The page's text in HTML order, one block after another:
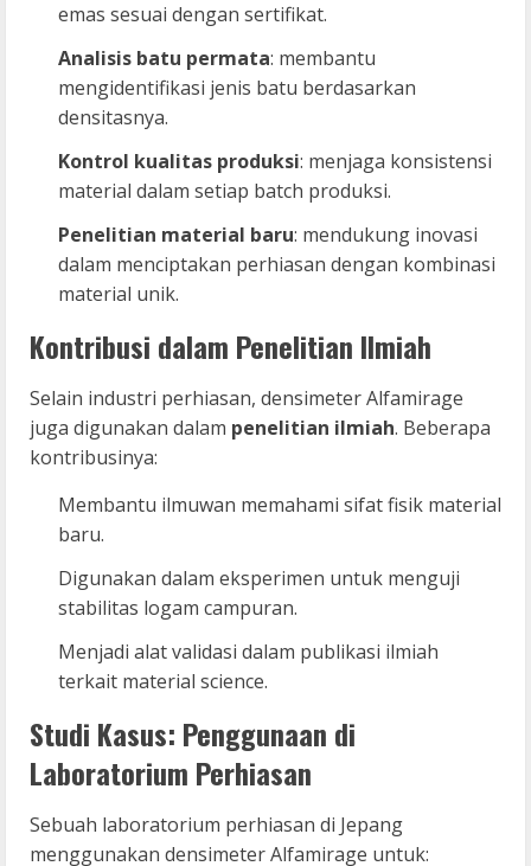
emas sesuai dengan sertifikat.
Analisis batu permata: membantu
mengidentifikasi jenis batu berdasarkan
densitasnya.
Kontrol kualitas produksi: menjaga konsistensi
material dalam setiap batch produksi.
Penelitian material baru: mendukung inovasi
dalam menciptakan perhiasan dengan kombinasi
material unik.
Kontribusi dalam Penelitian Ilmiah
Selain industri perhiasan, densimeter Alfamirage
juga digunakan dalam penelitian ilmiah. Beberapa
kontribusinya:
Membantu ilmuwan memahami sifat fisik material
baru.
Digunakan dalam eksperimen untuk menguji
stabilitas logam campuran.
Menjadi alat validasi dalam publikasi ilmiah
terkait material science.
Studi Kasus: Penggunaan di
Laboratorium Perhiasan
Sebuah laboratorium perhiasan di Jepang
menggunakan densimeter Alfamirage untuk: